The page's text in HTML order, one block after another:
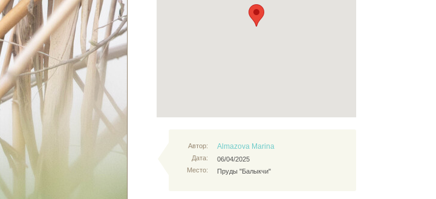
Автор:
Дата:
Место:
Almazova Marina
06/04/2025
Пруды "Балыкчи"